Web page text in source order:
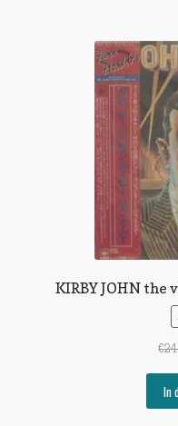
KIRBY JOHN the
€
In